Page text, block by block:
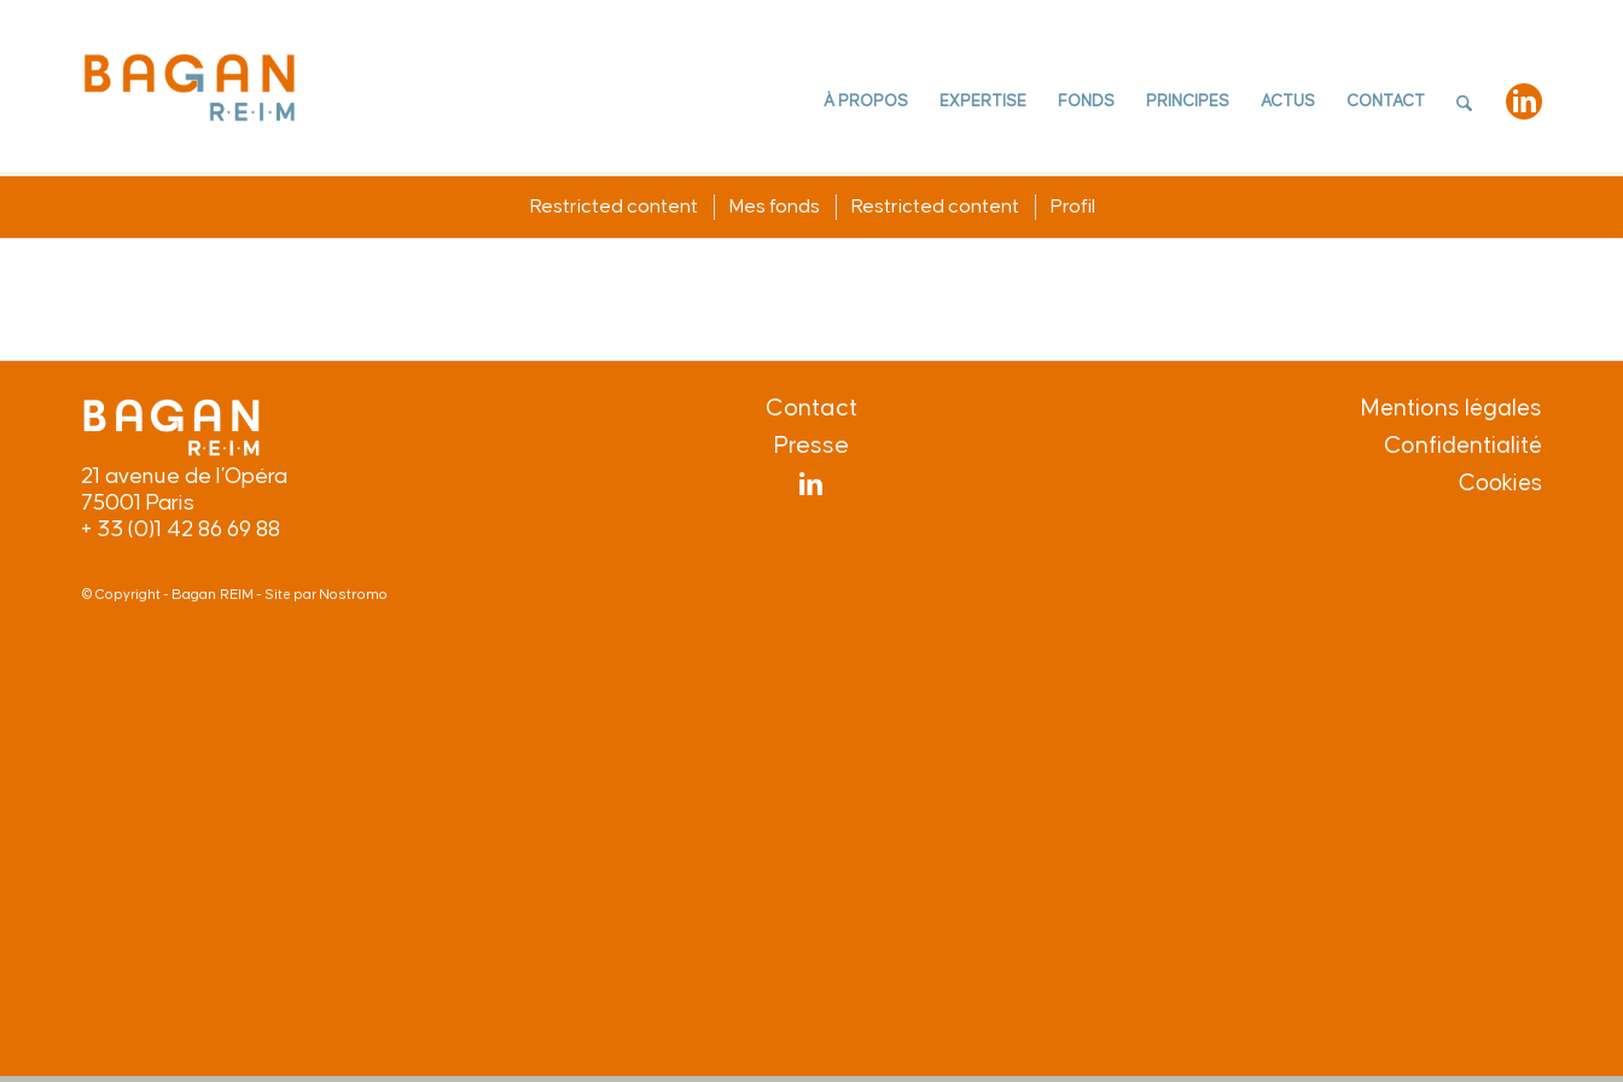
À PROPOS EXPERTISE FONDS PRINCIPES ACTUS CONTACT
Restricted content Mes fonds Restricted content Profil
21 avenue de l’Opéra
75001 Paris
+ 33 (0)1 42 86 69 88
Contact
Presse
Mentions légales
Confidentialité
Cookies
© Copyright - Bagan REIM - Site par Nostromo